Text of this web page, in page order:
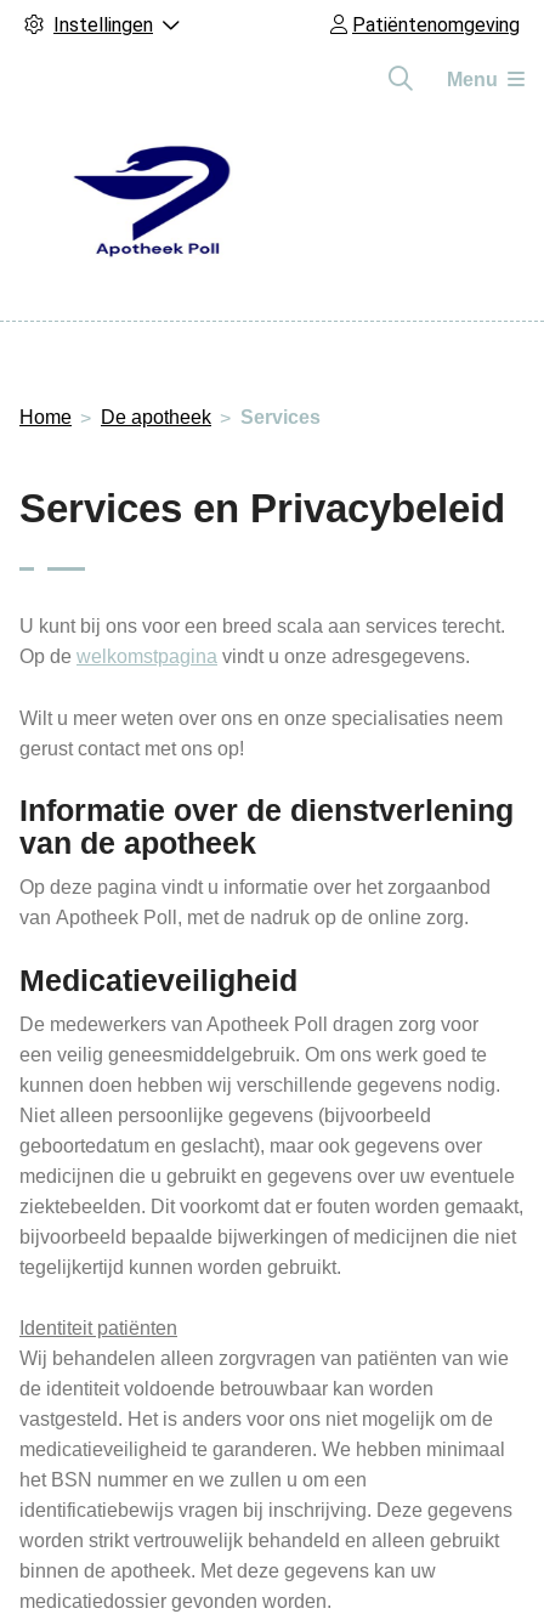
Instellingen Patiëntenomgeving
Menu
Home De apotheek Services
Services en Privacybeleid
U kunt bij ons voor een breed scala aan services terecht.
Op de welkomstpagina vindt u onze adresgegevens.
Wilt u meer weten over ons en onze specialisaties neem
gerust contact met ons op!
Informatie over de dienstverlening
van de apotheek
Op deze pagina vindt u informatie over het zorgaanbod
van Apotheek Poll, met de nadruk op de online zorg.
Medicatieveiligheid
De medewerkers van Apotheek Poll dragen zorg voor
een veilig geneesmiddelgebruik. Om ons werk goed te
kunnen doen hebben wij verschillende gegevens nodig.
Niet alleen persoonlijke gegevens (bijvoorbeeld
geboortedatum en geslacht), maar ook gegevens over
medicijnen die u gebruikt en gegevens over uw eventuele
ziektebeelden. Dit voorkomt dat er fouten worden gemaakt,
bijvoorbeeld bepaalde bijwerkingen of medicijnen die niet
tegelijkertijd kunnen worden gebruikt.
Identiteit patiënten
Wij behandelen alleen zorgvragen van patiënten van wie
de identiteit voldoende betrouwbaar kan worden
vastgesteld. Het is anders voor ons niet mogelijk om de
medicatieveiligheid te garanderen. We hebben minimaal
het BSN nummer en we zullen u om een
identificatiebewijs vragen bij inschrijving. Deze gegevens
worden strikt vertrouwelijk behandeld en alleen gebruikt
binnen de apotheek. Met deze gegevens kan uw
medicatiedossier gevonden worden.